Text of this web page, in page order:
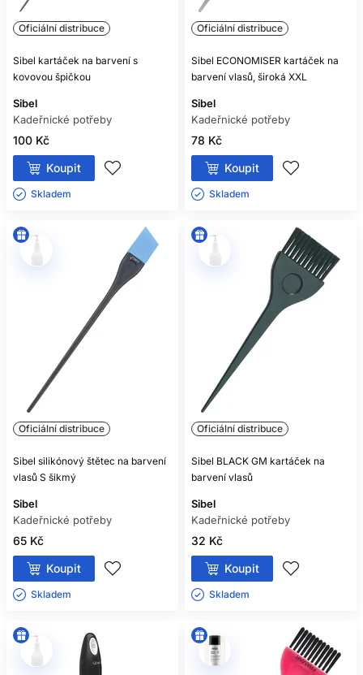
Oficiální distribuce
Sibel kartáček na barvení s
kovovou špičkou
Sibel
Kadeřnické potřeby
100 Kč
Koupit
Skladem ㅤ
Oficiální distribuce
Sibel ECONOMISER kartáček na
barvení vlasů, široká XXL
Sibel
Kadeřnické potřeby
78 Kč
Koupit
Skladem ㅤ
Oficiální distribuce
Sibel silikónový štětec na barvení
vlasů S šikmý
Sibel
Kadeřnické potřeby
65 Kč
Koupit
Skladem ㅤ
Oficiální distribuce
Sibel BLACK GM kartáček na
barvení vlasů
Sibel
Kadeřnické potřeby
32 Kč
Koupit
Skladem ㅤ